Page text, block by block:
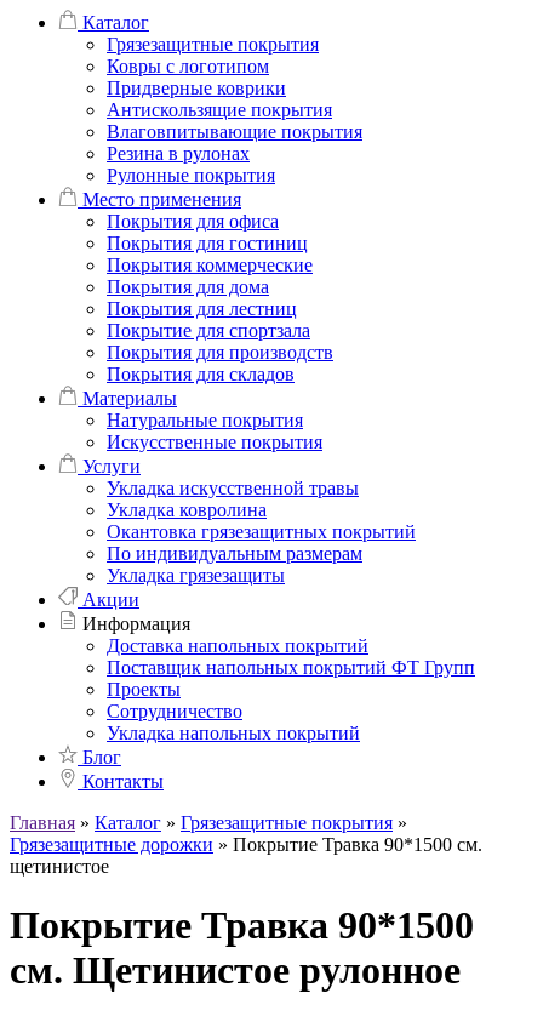
Каталог
Грязезащитные покрытия
Ковры с логотипом
Придверные коврики
Антискользящие покрытия
Влаговпитывающие покрытия
Резина в рулонах
Рулонные покрытия
Место применения
Покрытия для офиса
Покрытия для гостиниц
Покрытия коммерческие
Покрытия для дома
Покрытия для лестниц
Покрытие для спортзала
Покрытия для производств
Покрытия для складов
Материалы
Натуральные покрытия
Искусственные покрытия
Услуги
Укладка искусственной травы
Укладка ковролина
Окантовка грязезащитных покрытий
По индивидуальным размерам
Укладка грязезащиты
Акции
Информация
Доставка напольных покрытий
Поставщик напольных покрытий ФТ Групп
Проекты
Сотрудничество
Укладка напольных покрытий
Блог
Контакты
Главная » Каталог » Грязезащитные покрытия »
Грязезащитные дорожки » Покрытие Травка 90*1500 см.
щетинистое
Покрытие Травка 90*1500
см. Щетинистое рулонное